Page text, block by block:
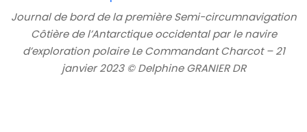
Journal de bord de la première Semi-circumnavigation
Côtière de l’Antarctique occidental par le navire
d’exploration polaire Le Commandant Charcot – 21
janvier 2023 © Delphine GRANIER DR